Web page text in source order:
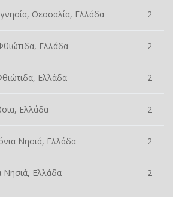
Θεσσαλία, Ελλάδα 2
Ελλάδα 2
Ελλάδα 2
Ελλάδα 2
Νησιά, Ελλάδα 2
Νησιά, Ελλάδα 2